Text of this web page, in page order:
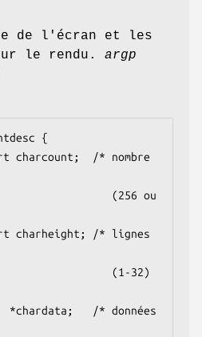
de l'écran et les
le rendu. argp
{